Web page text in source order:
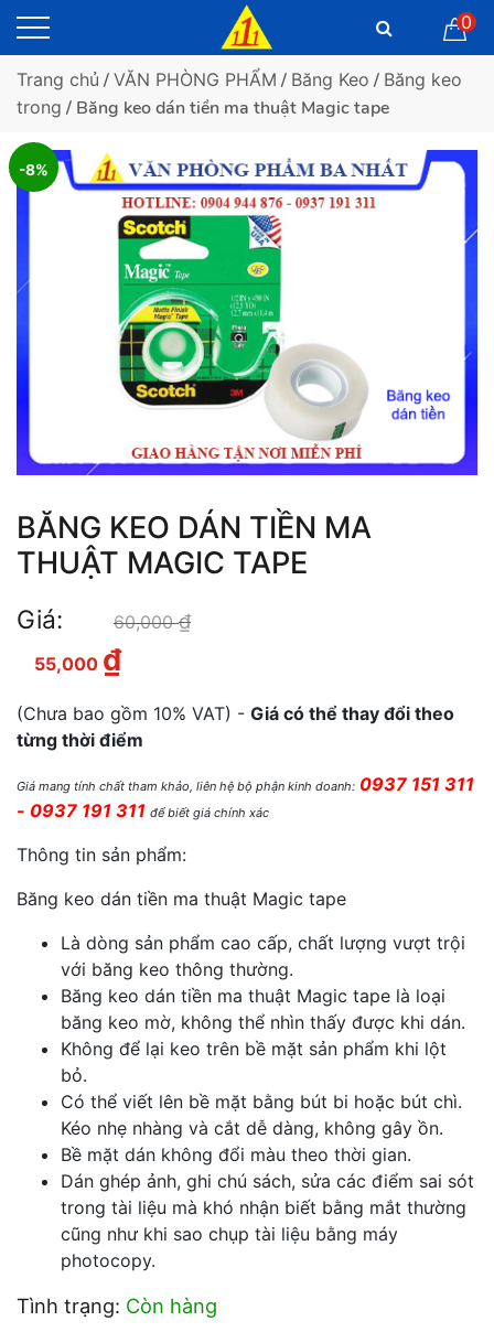
0
Trang chủ / VĂN PHÒNG PHẨM / Băng Keo / Băng keo
trong / Băng keo dán tiền ma thuật Magic tape
-8%
BĂNG KEO DÁN TIỀN MA
THUẬT MAGIC TAPE
Giá: 60,000₫
55,000 ₫
(Chưa bao gồm 10% VAT) - Giá có thể thay đổi theo
từng thời điểm
Giá mang tính chất tham khảo, liên hệ bộ phận kinh doanh: 0937 151 311
- 0937 191 311 để biết giá chính xác
Thông tin sản phẩm:
Băng keo dán tiền ma thuật Magic tape
Là dòng sản phẩm cao cấp, chất lượng vượt trội
với băng keo thông thường.
Băng keo dán tiền ma thuật Magic tape là loại
băng keo mờ, không thể nhìn thấy được khi dán.
Không để lại keo trên bề mặt sản phẩm khi lột
bỏ.
Có thể viết lên bề mặt bằng bút bi hoặc bút chì.
Kéo nhẹ nhàng và cắt dễ dàng, không gây ồn.
Bề mặt dán không đổi màu theo thời gian.
Dán ghép ảnh, ghi chú sách, sửa các điểm sai sót
trong tài liệu mà khó nhận biết bằng mắt thường
cũng như khi sao chụp tài liệu bằng máy
photocopy.
Tình trạng: Còn hàng